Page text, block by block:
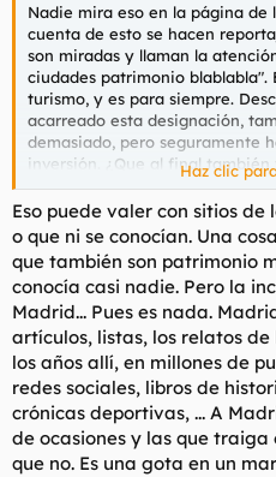
Nadie mira eso en la página de
cuenta de esto se hacen
son miradas y llaman la
ciudades patrimonio blablabla".
turismo, y es para siempre.
acarreado esta designación,
demasiado, pero seguramente
inversión. ¿Que al final
turno sala en la foto y el de la
putas y tal? Pues también.
Haz clic
Eso puede valer con sitios
o que ni se conocían. Una
que también son patrimonio
conocía casi nadie. Pero la
Madrid... Pues es nada.
artículos, listas, los relatos
los años allí, en millones de
redes sociales, libros de
crónicas deportivas, ... A
de ocasiones y las que
que no. Es una gota en un